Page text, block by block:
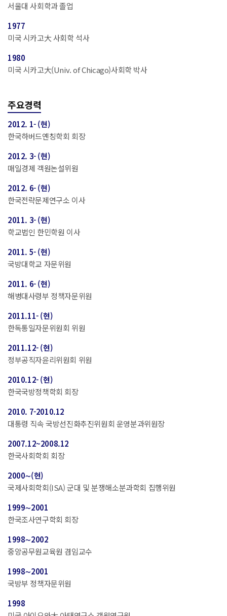
서울대 사회학과 졸업
1977
미국 시카고大 사회학 석사
1980
미국 시카고大(Univ. of Chicago)사회학 박사
주요경력
2012. 1- (현)
한국하버드옌칭학회 회장
2012. 3- (현)
매일경제 객원논설위원
2012. 6- (현)
한국전략문제연구소 이사
2011. 3- (현)
학교법인 한민학원 이사
2011. 5- (현)
국방대학교 자문위원
2011. 6- (현)
해병대사령부 정책자문위원
2011.11- (현)
한독통일자문위원회 위원
2011.12- (현)
정부공직자윤리위원회 위원
2010.12- (현)
한국국방정책학회 회장
2010. 7-2010.12
대통령 직속 국방선진화추진위원회 운영분과위원장
2007.12~2008.12
한국사회학회 회장
2000∼(현)
국제사회학회(ISA) 군대 및 분쟁해소분과학회 집행위원
1999∼2001
한국조사연구학회 회장
1998∼2002
중앙공무원교육원 겸임교수
1998∼2001
국방부 정책자문위원
1998